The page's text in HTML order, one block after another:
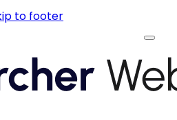
to footer